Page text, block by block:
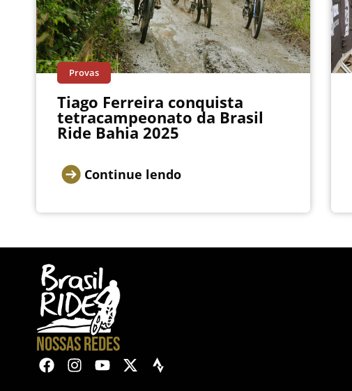
Provas
Tiago Ferreira conquista
tetracampeonato da Brasil
Ride Bahia 2025
Continue lendo
NOSSAS REDES